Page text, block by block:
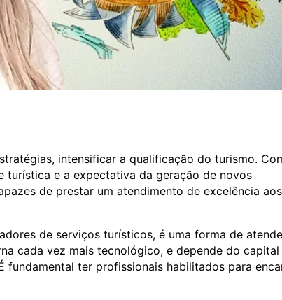
intensificar a qualificação do turismo.
turística e a expectativa da geração de novos
de prestar um atendimento de excelência aos
de serviços turísticos, é uma forma de
cada vez mais tecnológico, e depende do capital
fundamental ter profissionais habilitados para